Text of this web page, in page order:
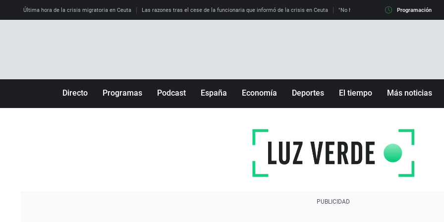
Última hora de la crisis migratoria en Ceuta Las razones tras el cese de la funcionaria que informó de la crisis en Ceuta "No hay mafias, que no nos engañen":
Programación
Directo Programas Podcast España Economía Deportes El tiempo Más noticias
Cultura
Ciencia y Tecnología